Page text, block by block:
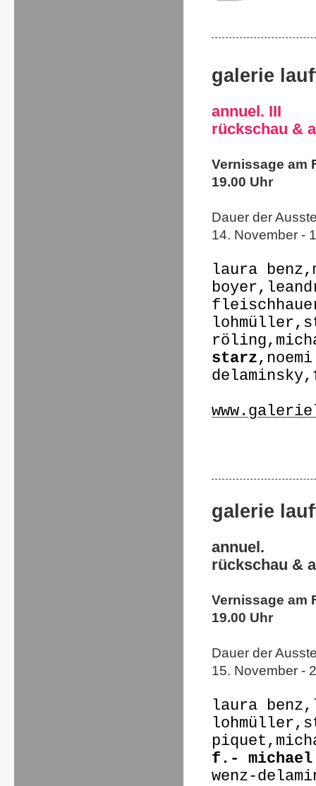
galerie
annuel. III
rückschau &
Vernissage am
19.00 Uhr
Dauer der
14. November -
laura
lohmüller,
starz,
delaminsky,
galerie
annuel.
rückschau &
Vernissage am
19.00 Uhr
Dauer der
15. November -
laura
lohmüller,
f.-
wenz-